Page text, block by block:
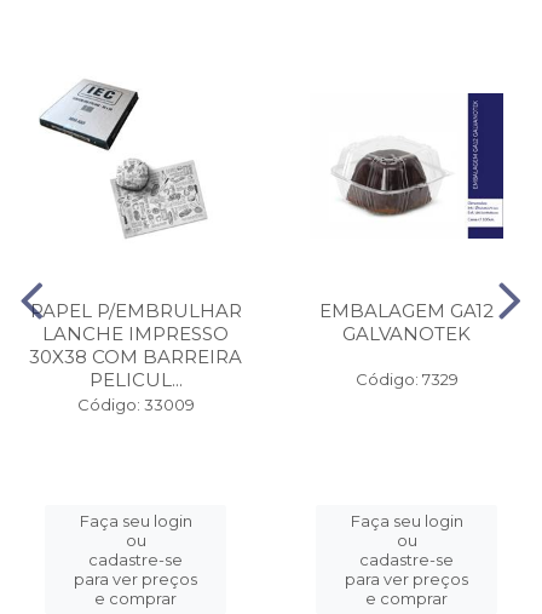
PAPEL P/EMBRULHAR
LANCHE IMPRESSO
30X38 COM BARREIRA
PELICUL...
Código: 33009
Faça seu login
ou
cadastre-se
para ver preços
e comprar
EMBALAGEM GA12
GALVANOTEK
Código: 7329
Faça seu login
ou
cadastre-se
para ver preços
e comprar